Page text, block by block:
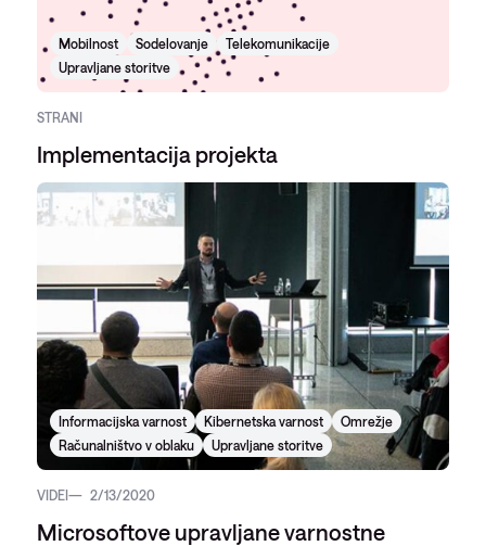
Mobilnost Sodelovanje
Telekomunikacije
Upravljane storitve
STRANI
Implementacija projekta
Informacijska varnost Kibernetska varnost
Omrežje
Računalništvo v oblaku
Upravljane storitve
VIDEI 2/13/2020
Microsoftove upravljane varnostne